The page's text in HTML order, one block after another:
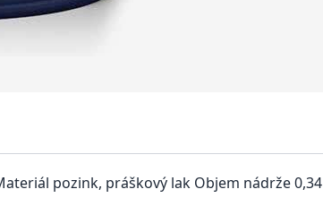
pozink, práškový lak Objem nádrže 0,34